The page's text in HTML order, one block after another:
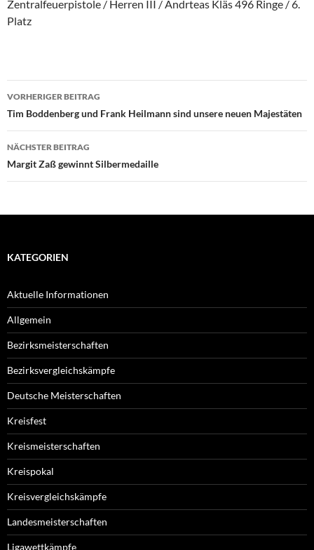
Zentralfeuerpistole / Herren III / Andrteas Kläs 496 Ringe / 6.
Platz
Beitragsnavigation
VORHERIGER BEITRAG
Tim Boddenberg und Frank Heilmann sind unsere neuen Majestäten
NÄCHSTER BEITRAG
Margit Zaß gewinnt Silbermedaille
KATEGORIEN
Aktuelle Informationen
Allgemein
Bezirksmeisterschaften
Bezirksvergleichskämpfe
Deutsche Meisterschaften
Kreisfest
Kreismeisterschaften
Kreispokal
Kreisvergleichskämpfe
Landesmeisterschaften
Ligawettkämpfe